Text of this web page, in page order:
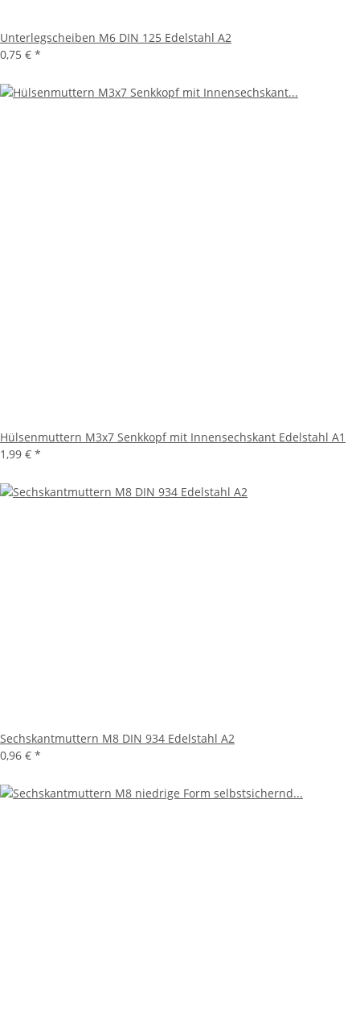
Unterlegscheiben M6 DIN 125 Edelstahl A2
0,75 € *
Hülsenmuttern M3x7 Senkkopf mit Innensechskant Edelstahl A1
1,99 € *
Sechskantmuttern M8 DIN 934 Edelstahl A2
0,96 € *